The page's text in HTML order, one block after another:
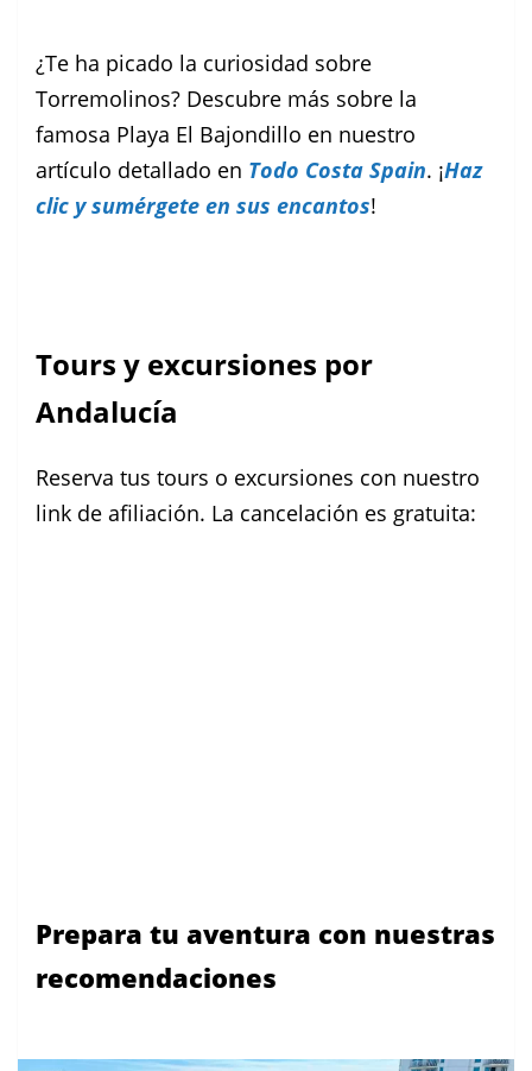
¿Te ha picado la curiosidad sobre
Torremolinos? Descubre más sobre la
famosa Playa El Bajondillo en nuestro
artículo detallado en Todo Costa Spain. ¡Haz
clic y sumérgete en sus encantos!
Tours y excursiones por
Andalucía
Reserva tus tours o excursiones con nuestro
link de afiliación. La cancelación es gratuita:
Prepara tu aventura con nuestras
recomendaciones